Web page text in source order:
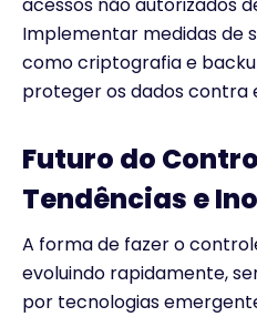
acessos não autorizados
Implementar medidas de
como criptografia e
proteger os dados contra
Futuro do
Tendências e
A forma de fazer o
evoluindo rapidamente,
por tecnologias